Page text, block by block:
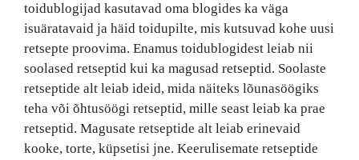
toidublogijad kasutavad oma blogides ka väga
isuäratavaid ja häid toidupilte, mis kutsuvad kohe uusi
retsepte proovima. Enamus toidublogidest leiab nii
soolased retseptid kui ka magusad retseptid. Soolaste
retseptide alt leiab ideid, mida näiteks lõunasöögiks
teha või õhtusöögi retseptid, mille seast leiab ka prae
retseptid. Magusate retseptide alt leiab erinevaid
kooke, torte, küpsetisi jne. Keerulisemate retseptide